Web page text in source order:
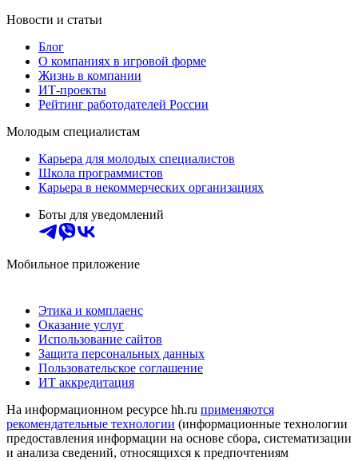
Новости и статьи
Блог
О компаниях в игровой форме
Жизнь в компании
ИТ-проекты
Рейтинг работодателей России
Молодым специалистам
Карьера для молодых специалистов
Школа программистов
Карьера в некоммерческих организациях
Боты для уведомлений
Мобильное приложение
Этика и комплаенс
Оказание услуг
Использование сайтов
Защита персональных данных
Пользовательское соглашение
ИТ аккредитация
На информационном ресурсе hh.ru применяются
рекомендательные технологии (информационные технологии
предоставления информации на основе сбора, систематизации
и анализа сведений, относящихся к предпочтениям